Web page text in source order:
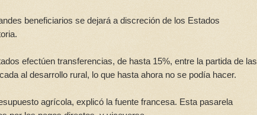
beneficiarios se dejará a discreción de los Estados
efectúen transferencias, de hasta 15%, entre la partida de las
al desarrollo rural, lo que hasta ahora no se podía hacer.
agrícola, explicó la fuente francesa. Esta pasarela